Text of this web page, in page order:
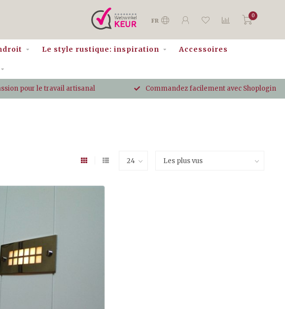
FR
0
Le style rustique: inspiration Accessoires
pour le travail artisanal Commandez facilement avec Shoplogin